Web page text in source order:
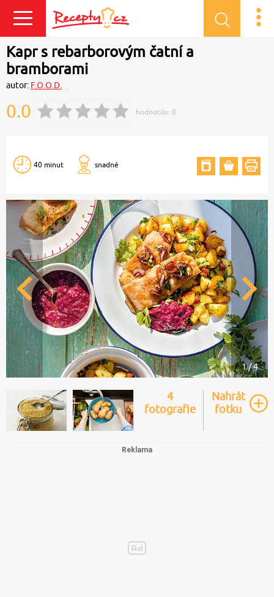
Přihlásit se
Kapr s rebarborovým čatní a
bramborami
autor: F.O.O.D.
0.0 hodnotilo: 0
40 minut snadné
1 / 4
4
fotografie
Nahrát
fotku